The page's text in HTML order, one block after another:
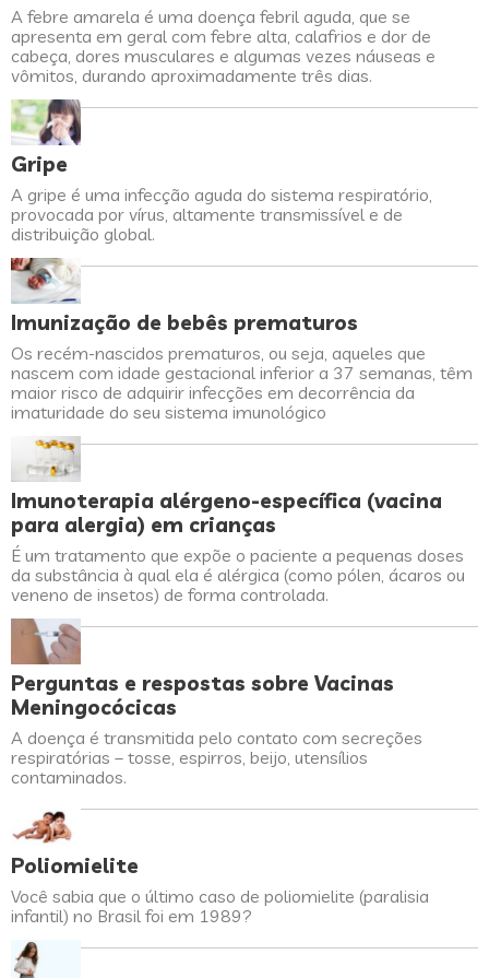
A febre amarela é uma doença febril aguda, que se
apresenta em geral com febre alta, calafrios e dor de
cabeça, dores musculares e algumas vezes náuseas e
vômitos, durando aproximadamente três dias.
Gripe
A gripe é uma infecção aguda do sistema respiratório,
provocada por vírus, altamente transmissível e de
distribuição global.
Imunização de bebês prematuros
Os recém-nascidos prematuros, ou seja, aqueles que
nascem com idade gestacional inferior a 37 semanas, têm
maior risco de adquirir infecções em decorrência da
imaturidade do seu sistema imunológico
Imunoterapia alérgeno-específica (vacina
para alergia) em crianças
É um tratamento que expõe o paciente a pequenas doses
da substância à qual ela é alérgica (como pólen, ácaros ou
veneno de insetos) de forma controlada.
Perguntas e respostas sobre Vacinas
Meningocócicas
A doença é transmitida pelo contato com secreções
respiratórias – tosse, espirros, beijo, utensílios
contaminados.
Poliomielite
Você sabia que o último caso de poliomielite (paralisia
infantil) no Brasil foi em 1989?